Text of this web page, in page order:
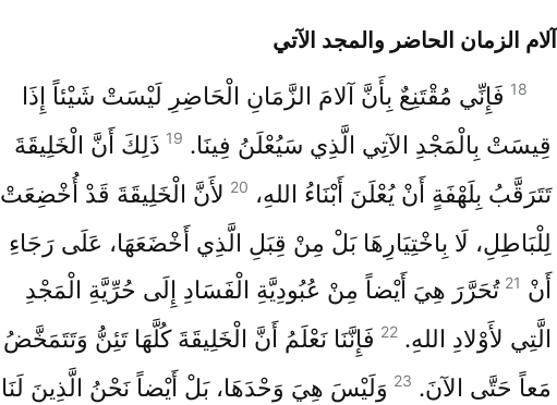
آلام الزمان الحاضر والمجد الآتي
18 فَإِنِّي مُقْتَنِعٌ بِأَنَّ آلامَ الزَّمَانِ الْحَاضِرِ لَيْسَتْ شَيْئاً إِذَا
قِيسَتْ بِالْمَجْدِ الآتِي الَّذِي سَيُعْلَنُ فِينَا. 19 ذَلِكَ أَنَّ الْخَلِيقَةَ
تَتَرَقَّبُ بِلَهْفَةٍ أَنْ يُعْلَنَ أَبْنَاءُ اللهِ، 20 لأَنَّ الْخَلِيقَةَ قَدْ أُخْضِعَتْ
لِلْبَاطِلِ، لَا بِاخْتِيَارِهَا بَلْ مِنْ قِبَلِ الَّذِي أَخْضَعَهَا، عَلَى رَجَاءِ
أَنْ 21 تُحَرَّرَ هِيَ أَيْضاً مِنْ عُبُودِيَّةِ الْفَسَادِ إِلَى حُرِّيَّةِ الْمَجْدِ
الَّتِي لأَوْلادِ اللهِ. 22 فَإِنَّنَا نَعْلَمُ أَنَّ الْخَلِيقَةَ كُلَّهَا تَئِنُّ وَتَتَمَخَّضُ
مَعاً حَتَّى الآنَ. 23 وَلَيْسَ هِيَ وَحْدَهَا، بَلْ أَيْضاً نَحْنُ الَّذِينَ لَنَا